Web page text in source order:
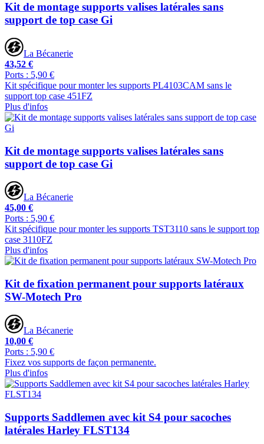
Kit de montage supports valises latérales sans
support de top case Gi
La Bécanerie
43,52 €
Ports : 5,90 €
Kit spécifique pour monter les supports PL4103CAM sans le
support top case 451FZ
Plus d'infos
Kit de montage supports valises latérales sans
support de top case Gi
La Bécanerie
45,00 €
Ports : 5,90 €
Kit spécifique pour monter les supports TST3110 sans le support top
case 3110FZ
Plus d'infos
Kit de fixation permanent pour supports latéraux
SW-Motech Pro
La Bécanerie
10,00 €
Ports : 5,90 €
Fixez vos supports de façon permanente.
Plus d'infos
Supports Saddlemen avec kit S4 pour sacoches
latérales Harley FLST134